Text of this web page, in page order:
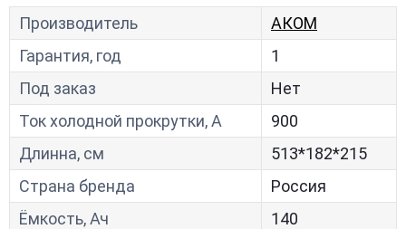
Производитель
АКОМ
Гарантия, год
1
Под заказ
Нет
Ток холодной прокрутки, A
900
Длинна, см
513*182*215
Страна бренда
Россия
Ёмкость, Ач
140